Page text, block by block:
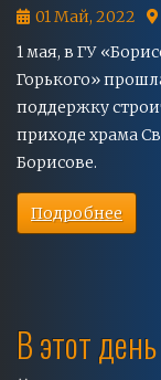
01 Май, 2022
1 мая, в ГУ
Горького»
поддержку
приходе храма
Борисове.
Подробнее
В этот